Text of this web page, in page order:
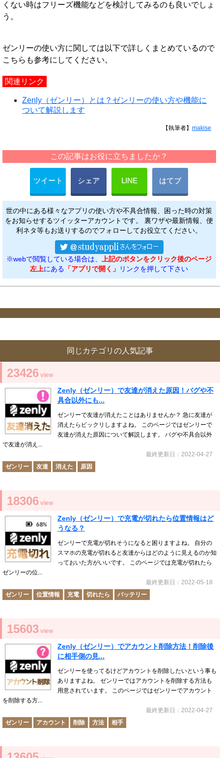
くない時はフリーズ機能などを検討してみるのも良いでしょ
う。
ゼンリーの使い方に関しては以下で詳しくまとめているので
こちらも参考にしてください。
関連リンク
Zenly（ゼンリー）とは？ゼンリーの使い方や機能に
ついて解説します
【執筆者】 makise
この記事はお役に立ちましたか？
ツイート シェア LINE はてブ
世の中にある様々なアプリの使い方や不具合情報、困った時の対策
をお知らせするツイッターアカウントです。 裏ワザや最新情報、便
利ネタ等もお送りするのでフォローしてお役立てください。
※webで閲覧している場合は、
上記のボタンをクリック後のページ
左上にある 「アプリで開く」 リンクを押して下さい
同じカテゴリの人気記事
23426 view
Zenly（ゼンリー）で友達が消えた原因！バグや不
具合以外にも...
ゼンリーで友達が消えたことはありませんか？ 急に友達が
消えたらビックリしますよね。 このページではゼンリーで
友達が消えた原因について解説します。 バグや不具合以外
で友達が消え...
最終更新日：2022-04-27
ゼンリー
友達 消えた 原因
18306 view
Zenly（ゼンリー）で充電が切れたら位置情報はど
うなる？
ゼンリーで充電が切れそうになると困りますよね。 自分の
スマホの充電が切れると友達からはどのように見えるのか知
っておいた方がいいです。 このページでは充電が切れたら
ゼンリーの位...
最終更新日：2022-05-18
ゼンリー
位置情報 充電 切れたら バッテリー
15603 view
Zenly（ゼンリー）でアカウント削除方法！削除後
に相手側の見...
ゼンリーを使ってるけどアカウントを削除したいという事も
ありますよね。 ゼンリーではアカウントを削除する方法も
用意されています。 このページではゼンリーでアカウント
を削除する方...
最終更新日：2022-04-27
ゼンリー
アカウント 削除 方法 相手